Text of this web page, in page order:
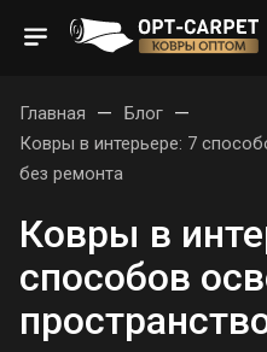
Главная — Блог —
Ковры в интерьере: 7
без ремонта
Ковры в
способов